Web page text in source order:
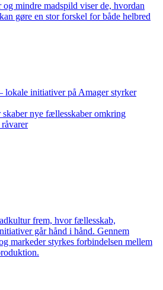
og mindre madspild viser de, hvordan
gøre en stor forskel for både helbred
lokale initiativer på Amager styrker
nye fællesskaber omkring
frem, hvor fællesskab,
går hånd i hånd. Gennem
markeder styrkes forbindelsen mellem